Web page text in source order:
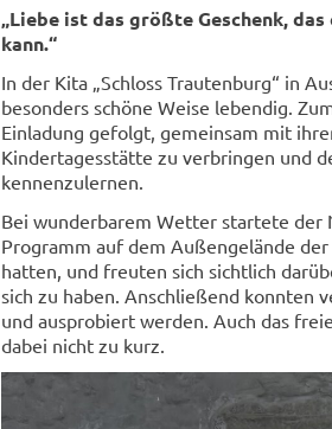
„Liebe ist das größte Geschenk,
kann.“
In der Kita „Schloss Trautenburg“ in
besonders schöne Weise lebendig.
Einladung gefolgt, gemeinsam mit
Kindertagesstätte zu verbringen und
kennenzulernen.
Bei wunderbarem Wetter startete
Programm auf dem Außengelände
hatten, und freuten sich sichtlich
sich zu haben. Anschließend konnten
und ausprobiert werden. Auch das
dabei nicht zu kurz.